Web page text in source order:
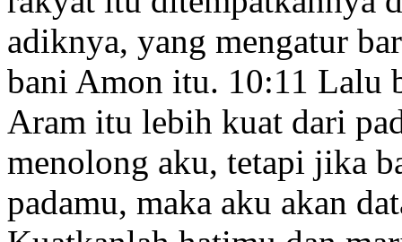
adiknya, yang mengatur
bani Amon itu. 10:11 Lalu
Aram itu lebih kuat dari
menolong aku, tetapi jika
padamu, maka aku akan